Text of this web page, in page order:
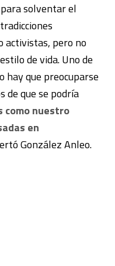
solventar el
activistas, pero no
de vida. Uno de
hay que preocuparse
de que se podría
como nuestro
en
González Anleo.